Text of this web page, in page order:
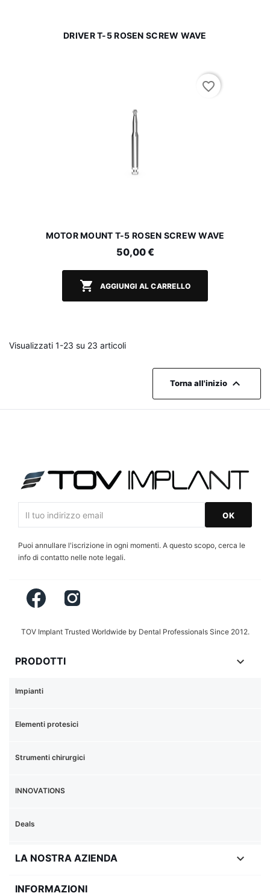
DRIVER T-5 ROSEN SCREW WAVE
MOTOR MOUNT T-5 ROSEN SCREW WAVE
50,00 €
 AGGIUNGI AL CARRELLO
favorite_border
Visualizzati 1-23 su 23 articoli
Torna all'inizio 
Puoi annullare l'iscrizione in ogni momenti. A questo scopo, cerca le
info di contatto nelle note legali.
TOV Implant Trusted Worldwide by Dental Professionals Since 2012.
PRODOTTI 
Elementi protesici
Impianti
INNOVATIONS
Strumenti chirurgici
Deals
LA NOSTRA AZIENDA 
INFORMAZIONI